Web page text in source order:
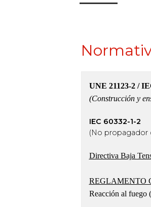
UNE 21123-2 /
(Construcción y
IEC 60332-1-2
(No propagador
Directiva Baja
REGLAMENTO
Reacción al fuego (